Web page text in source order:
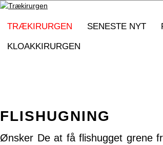
TRÆKIRURGEN SENESTE NYT
KLOAKKIRURGEN
FLISHUGNING
Ønsker De at få flishugget grene